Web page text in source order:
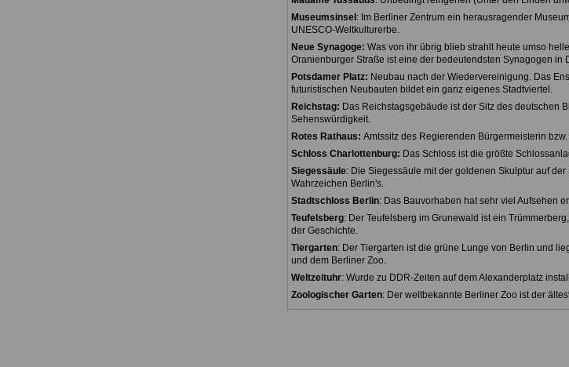
Museumsinsel : Im Berliner Zentrum ein herausragender
UNESCO-Weltkulturerbe.
Neue Synagoge: Was von ihr übrig blieb strahlt heute umso
Oranienburger Straße ist eine der bedeutendsten Synagogen in
Potsdamer Platz: Neubau nach der Wiedervereinigung. Das
futuristischen Neubauten bildet ein ganz eigenes Stadtviertel.
Reichstag: Das Reichstagsgebäude ist der Sitz des deutschen
Sehenswürdigkeit.
Rotes Rathaus: Amtssitz des Regierenden Bürgermeisterin
Schloss Charlottenburg: Das Schloss ist die größte
Siegessäule: Die Siegessäule mit der goldenen Skulptur auf
Wahrzeichen Berlin's.
Stadtschloss Berlin: Das Bauvorhaben hat sehr viel Aufsehen
Teufelsberg: Der Teufelsberg im Grunewald ist ein
der Geschichte.
Tiergarten: Der Tiergarten ist die grüne Lunge von Berlin und
und dem Berliner Zoo.
Weltzeituhr: Wurde zu DDR-Zeiten auf dem Alexanderplatz
Zoologischer Garten: Der weltbekannte Berliner Zoo ist der